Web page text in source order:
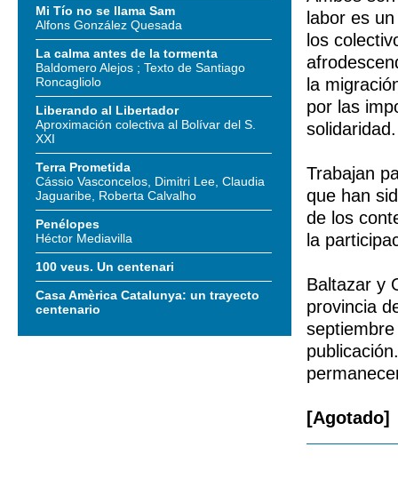
labor es
los
la
por las
solidaridad.
Trabajan
que han
de los
la
Baltazar y
provincia
[Agotado]
Mi Tío no se llama Sam
Alfons González Quesada
La calma antes de la tormenta
Baldomero Alejos ; Texto de Santiago
Roncagliolo
Liberando al Libertador
Aproximación colectiva al Bolívar del S.
XXI
Terra Prometida
Cássio Vasconcelos, Dimitri Lee, Claudia
Jaguaribe, Roberta Calvalho
Penélopes
Héctor Mediavilla
100 veus. Un centenari
Casa Amèrica Catalunya: un trayecto
centenario